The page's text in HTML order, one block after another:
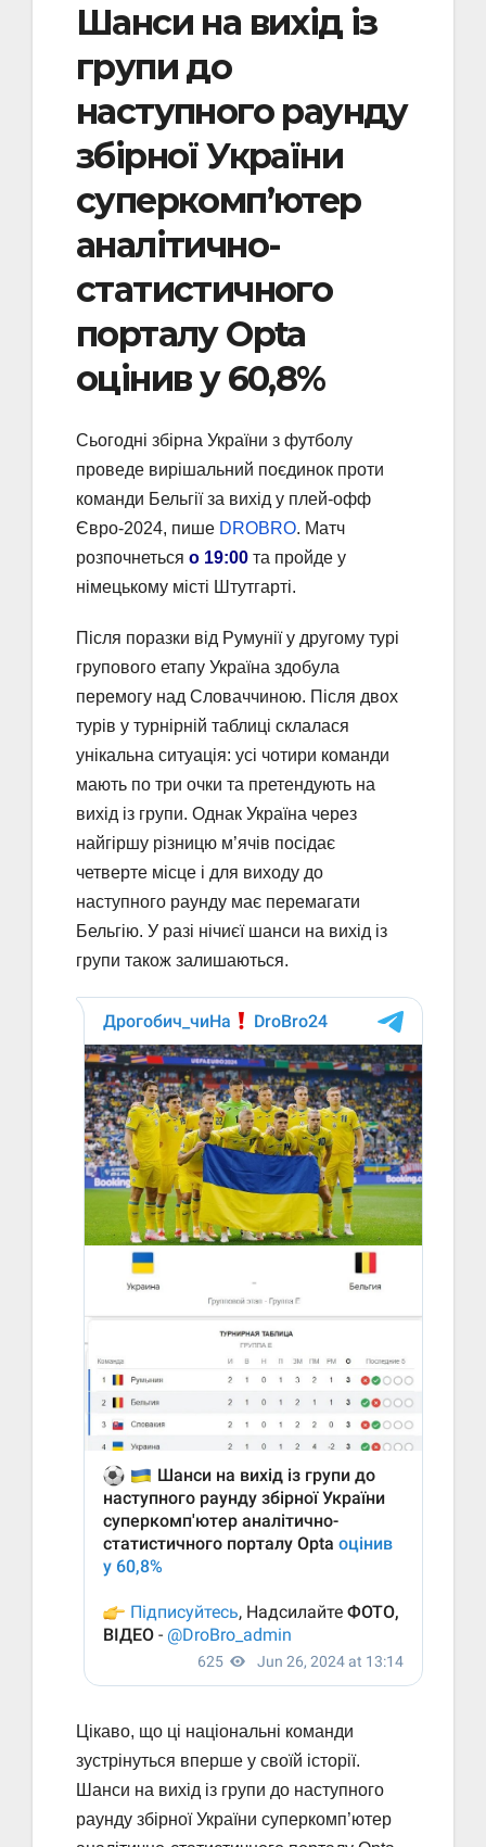
Шанси на вихід із
групи до
наступного раунду
збірної України
суперкомп’ютер
аналітично-
статистичного
порталу Opta
оцінив у 60,8%
Сьогодні збірна України з футболу
проведе вирішальний поєдинок проти
команди Бельгії за вихід у плей-офф
Євро-2024, пише DROBRO. Матч
розпочнеться о 19:00 та пройде у
німецькому місті Штутгарті.
Після поразки від Румунії у другому турі
групового етапу Україна здобула
перемогу над Словаччиною. Після двох
турів у турнірній таблиці склалася
унікальна ситуація: усі чотири команди
мають по три очки та претендують на
вихід із групи. Однак Україна через
найгіршу різницю м’ячів посідає
четверте місце і для виходу до
наступного раунду має перемагати
Бельгію. У разі нічиєї шанси на вихід із
групи також залишаються.
Цікаво, що ці національні команди
зустрінуться вперше у своїй історії.
Шанси на вихід із групи до наступного
раунду збірної України суперкомп’ютер